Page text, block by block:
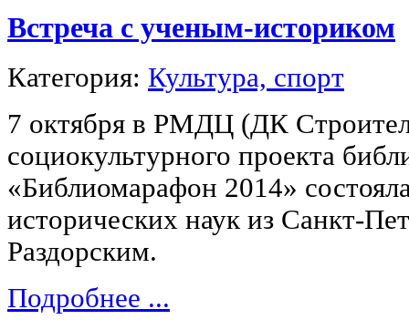
Встреча с ученым-историком
Категория: Культура, спорт
7 октября в РМДЦ (ДК
социокультурного проекта
«Библиомарафон 2014»
исторических наук из Санкт-
Раздорским.
Подробнее ...